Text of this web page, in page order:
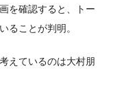
を確認すると、トー
ることが判明。
えているのは大村朋